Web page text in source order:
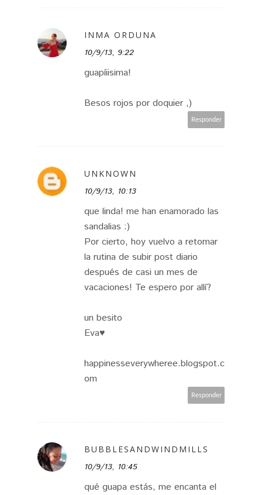
INMA ORDUNA
10/9/13, 9:22
guapíiisima!
Besos rojos por doquier ,)
Responder
UNKNOWN
10/9/13, 10:13
que linda! me han enamorado las
sandalias :)
Por cierto, hoy vuelvo a retomar
la rutina de subir post diario
después de casi un mes de
vacaciones! Te espero por allí?
un besito
Eva♥
happinesseverywheree.blogspot.c
om
Responder
BUBBLESANDWINDMILLS
10/9/13, 10:45
qué guapa estás, me encanta el